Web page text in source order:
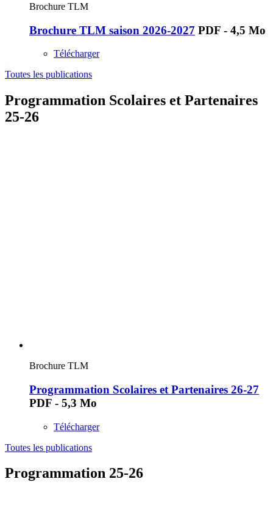
Brochure TLM
Brochure TLM saison 2026-2027 PDF - 4,5 Mo
Télécharger
Toutes les publications
Programmation Scolaires et Partenaires
25-26
Brochure TLM
Programmation Scolaires et Partenaires 26-27
PDF - 5,3 Mo
Télécharger
Toutes les publications
Programmation 25-26